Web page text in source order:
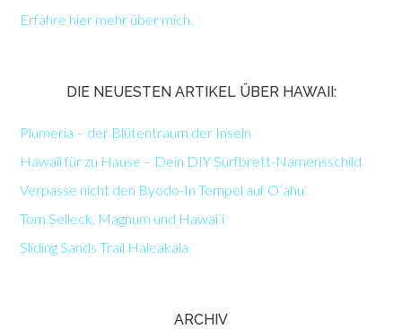
Erfahre hier mehr über mich.
DIE NEUESTEN ARTIKEL ÜBER HAWAII:
Plumeria – der Blütentraum der Inseln
Hawaii für zu Hause – Dein DIY Surfbrett-Namensschild
Verpasse nicht den Byodo-In Tempel auf O’ahu
Tom Selleck, Magnum und Hawai’i
Sliding Sands Trail Haleakala
ARCHIV